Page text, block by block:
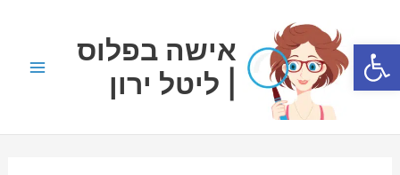
פתח סרגל נגישות
אישה בפלוס
| ליטל ירון